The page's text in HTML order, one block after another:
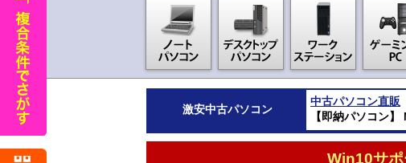
激安中古パソコン
中古パソコン直販
【即納パソコン
Win10サポ